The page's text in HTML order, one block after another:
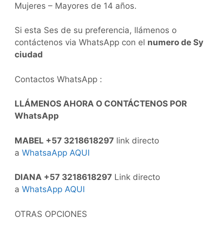
Mujeres – Mayores de 14 años.
Si esta Ses de su preferencia, llámenos o
contáctenos via WhatsApp con el numero de Sy
ciudad
Contactos WhatsApp :
LLÁMENOS AHORA O CONTÁCTENOS POR
WhatsApp
MABEL +57 3218618297 link directo
a WhatsaApp AQUI
DIANA +57 3218618297 Link directo
a WhatsApp AQUI
OTRAS OPCIONES